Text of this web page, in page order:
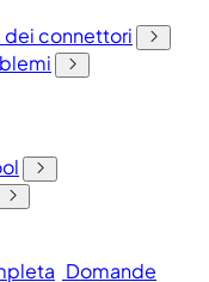
dei connettori
Domande